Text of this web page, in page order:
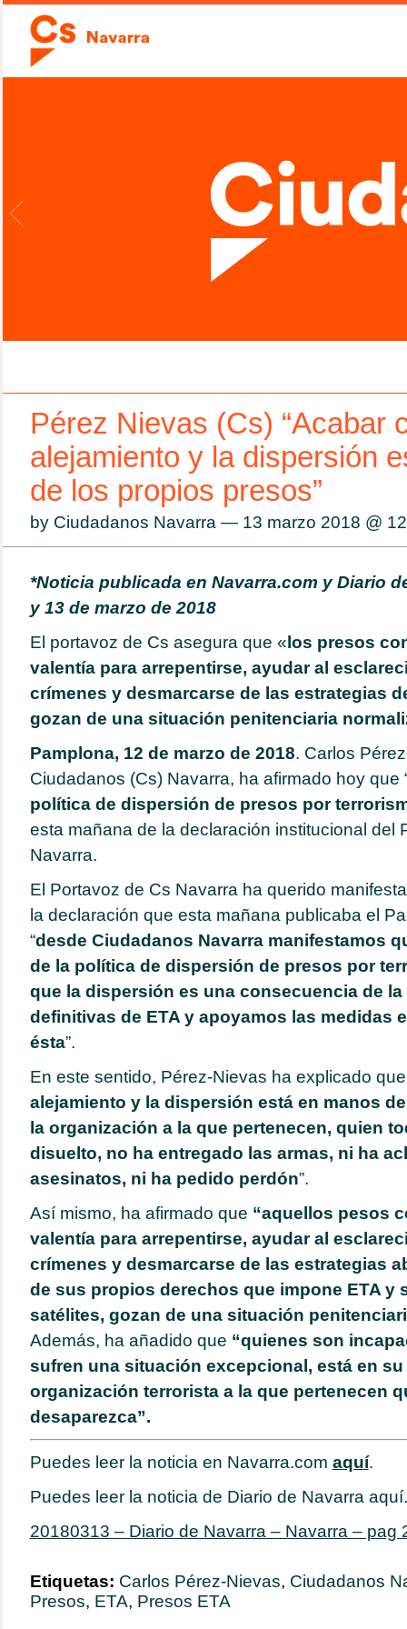
Pérez Nievas (Cs) “Acabar
alejamiento y la dispersión
de los propios presos”
by Ciudadanos Navarra — 13 marzo 2018 @
*Noticia publicada en Navarra.com y Diario
y 13 de marzo de 2018
El portavoz de Cs asegura que « los presos
valentía para arrepentirse, ayudar al
crímenes y desmarcarse de las estrategias
gozan de una situación penitenciaria
Pamplona, 12 de marzo de 2018. Carlos
Ciudadanos (Cs) Navarra, ha afirmado hoy que
política de dispersión de presos por
esta mañana de la declaración institucional del
Navarra.
El Portavoz de Cs Navarra ha querido
la declaración que esta mañana publicaba el
“desde Ciudadanos Navarra manifestamos
de la política de dispersión de presos por
que la dispersión es una consecuencia de
definitivas de ETA y apoyamos las medidas
ésta”.
En este sentido, Pérez-Nievas ha explicado que
alejamiento y la dispersión está en manos
la organización a la que pertenecen, quien
disuelto, no ha entregado las armas, ni ha
asesinatos, ni ha pedido perdón”.
Así mismo, ha afirmado que “aquellos pesos
valentía para arrepentirse, ayudar al
crímenes y desmarcarse de las estrategias
de sus propios derechos que impone ETA y
satélites, gozan de una situación
Además, ha añadido que “quienes son
sufren una situación excepcional, está en su
organización terrorista a la que pertenecen
desaparezca”.
Puedes leer la noticia en Navarra.com aquí.
Puedes leer la noticia de Diario de Navarra aquí.
20180313 – Diario de Navarra – Navarra – pag
Etiquetas: Carlos Pérez-Nievas, Ciudadanos
Presos, ETA, Presos ETA